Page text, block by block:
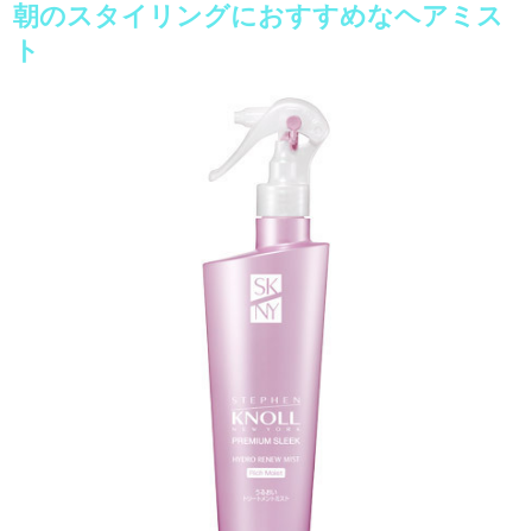
朝のスタイリングにおすすめなヘアミス
ト